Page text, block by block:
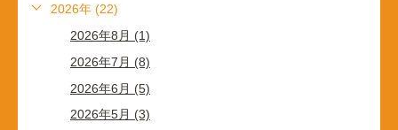
2026年 (22)
2026年8月 (1)
2026年7月 (8)
2026年6月 (5)
2026年5月 (3)